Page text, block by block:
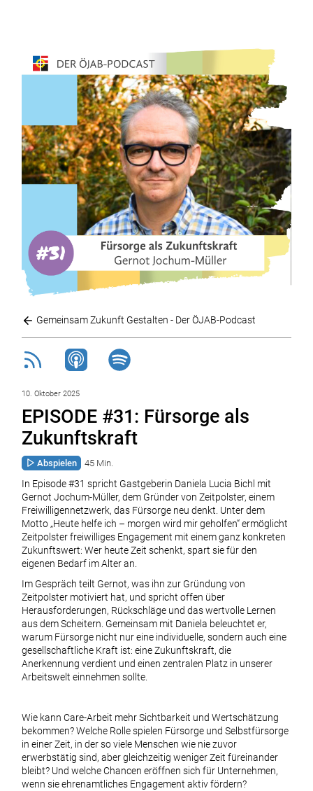
Gemeinsam Zukunft Gestalten - Der ÖJAB-Podcast
10. Oktober 2025
EPISODE #31: Fürsorge als
Zukunftskraft
Abspielen 45 Min.
In Episode #31 spricht Gastgeberin Daniela Lucia Bichl mit
Gernot Jochum-Müller, dem Gründer von Zeitpolster, einem
Freiwilligennetzwerk, das Fürsorge neu denkt. Unter dem
Motto „Heute helfe ich – morgen wird mir geholfen“ ermöglicht
Zeitpolster freiwilliges Engagement mit einem ganz konkreten
Zukunftswert: Wer heute Zeit schenkt, spart sie für den
eigenen Bedarf im Alter an.
Im Gespräch teilt Gernot, was ihn zur Gründung von
Zeitpolster motiviert hat, und spricht offen über
Herausforderungen, Rückschläge und das wertvolle Lernen
aus dem Scheitern. Gemeinsam mit Daniela beleuchtet er,
warum Fürsorge nicht nur eine individuelle, sondern auch eine
gesellschaftliche Kraft ist: eine Zukunftskraft, die
Anerkennung verdient und einen zentralen Platz in unserer
Arbeitswelt einnehmen sollte.
Wie kann Care-Arbeit mehr Sichtbarkeit und Wertschätzung
bekommen? Welche Rolle spielen Fürsorge und Selbstfürsorge
in einer Zeit, in der so viele Menschen wie nie zuvor
erwerbstätig sind, aber gleichzeitig weniger Zeit füreinander
bleibt? Und welche Chancen eröffnen sich für Unternehmen,
wenn sie ehrenamtliches Engagement aktiv fördern?